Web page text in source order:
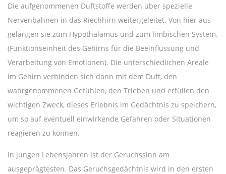
Die aufgenommenen Duftstoffe werden über spezielle
Nervenbahnen in das Riechhirn weitergeleitet. Von hier aus
gelangen sie zum Hypothalamus und zum limbischen System.
(Funktionseinheit des Gehirns für die Beeinflussung und
Verarbeitung von Emotionen). Die unterschiedlichen Areale
im Gehirn verbinden sich dann mit dem Duft, den
wahrgenommenen Gefühlen, den Trieben und erfüllen den
wichtigen Zweck, dieses Erlebnis im Gedächtnis zu speichern,
um so auf eventuell einwirkende Gefahren oder Situationen
reagieren zu können.
In jungen Lebensjahren ist der Geruchssinn am
ausgeprägtesten. Das Geruchsgedächtnis wird in den ersten